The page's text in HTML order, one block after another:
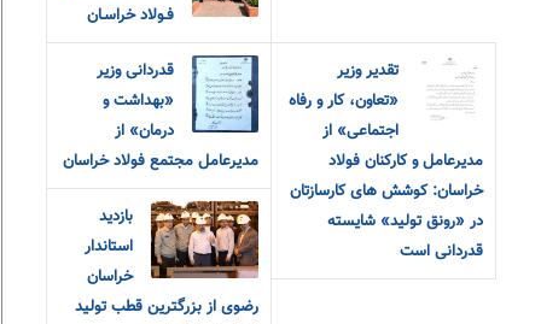
فـولاد خراسـان
تقدیر وزیر
«تعاون، کار و رفاه
اجتماعی» از
مدیرعامل و کارکنان فولاد
خراسان: کوشش های کارسازتان
در «رونق تولید» شایسته
قدردانی است
قدردانی وزیر
«بهداشت و
درمان» از
مدیرعامل مجتمع فولاد خراسان
بازدید
استاندار
خراسان
رضوی از بزرگترین قطب تولید